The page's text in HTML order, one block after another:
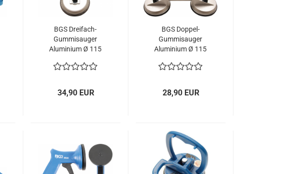
BGS Dreifach-
Gummisauger
Aluminium Ø 115
34,90 EUR
BGS Doppel-
Gummisauger
Aluminium Ø 115
28,90 EUR